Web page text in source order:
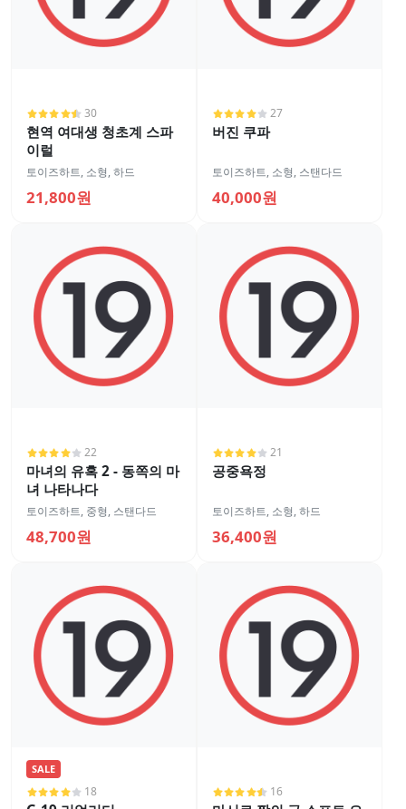
30
현역 여대생 청초계 스파
이럴
토이즈하트, 소형,하드
21,800원
27
버진 쿠파
토이즈하트, 소형, 스탠다드
40,000원
22
마녀의 유혹 2 - 동쪽의 마
녀 나타나다
토이즈하트, 중형, 스탠다드
48,700원
21
공중욕정
토이즈하트, 소형,하드
36,400원
SALE
18 16